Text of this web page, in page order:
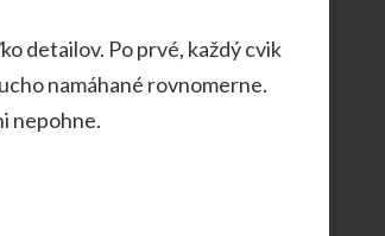
detailov. Po prvé, každý cvik
namáhané rovnomerne.
nepohne.